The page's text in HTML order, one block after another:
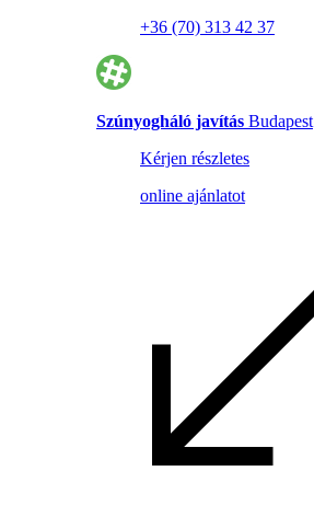
+36 (70) 313 42 37
Szúnyogháló javítás Budapest
Kérjen részletes
online ajánlatot